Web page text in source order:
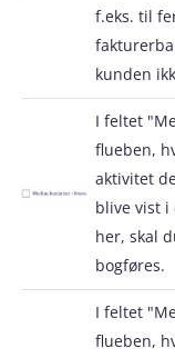
f.eks. til
kunden
I feltet
flueben,
aktivitet
blive vist
her, skal
bogføres.
I feltet
flueben,